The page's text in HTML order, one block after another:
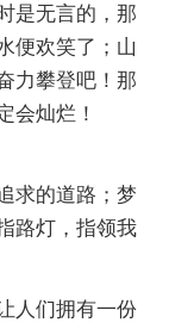
是无言的，那
便欢笑了；山
力攀登吧！那
会灿烂！
求的道路；梦
路灯，指领我
人们拥有一份